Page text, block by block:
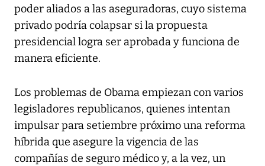
poder aliados a las aseguradoras, cuyo sistema
privado podría colapsar si la propuesta
presidencial logra ser aprobada y funciona de
manera eficiente.
Los problemas de Obama empiezan con varios
legisladores republicanos, quienes intentan
impulsar para setiembre próximo una reforma
híbrida que asegure la vigencia de las
compañías de seguro médico y, a la vez, un